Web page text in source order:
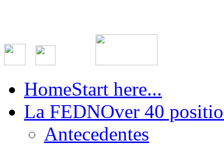
HomeStart here...
La FEDNOver 40
Antecedentes